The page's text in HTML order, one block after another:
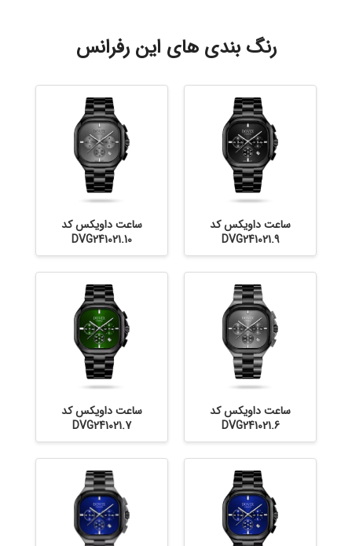
رنگ بندی های این رفرانس
ساعت داویکس کد
DVG241021.9
ساعت داویکس کد
DVG241021.10
ساعت داویکس کد
DVG241021.6
ساعت داویکس کد
DVG241021.7